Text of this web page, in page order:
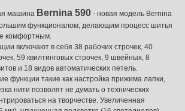
машина Bernina 590 - новая модель Bernina
функционалом, делающим процесс шитья
комфортным.
включают в себя 38 рабочих строчек, 40
59 квилтинговых строчек, 9 швейных, 8
и 18 видов автоматических петель.
функции такие как настройка прижима лапки,
нити позволят не думать о технических
на творчестве. Увеличенная